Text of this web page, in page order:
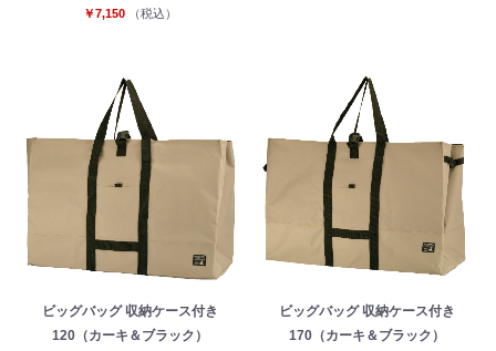
￥7,150 （税込）
ビッグバッグ 収納ケース付き
120（カーキ＆ブラック）
ビッグバッグ 収納ケース付き
170（カーキ＆ブラック）
お買い物を続ける カートへ進む